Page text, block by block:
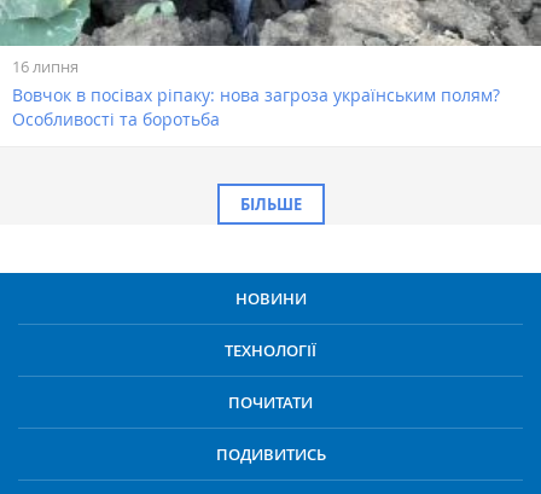
16 липня
Вовчок в посівах ріпаку: нова загроза українським полям?
Особливості та боротьба
БІЛЬШЕ
НОВИНИ
ТЕХНОЛОГІЇ
ПОЧИТАТИ
ПОДИВИТИСЬ